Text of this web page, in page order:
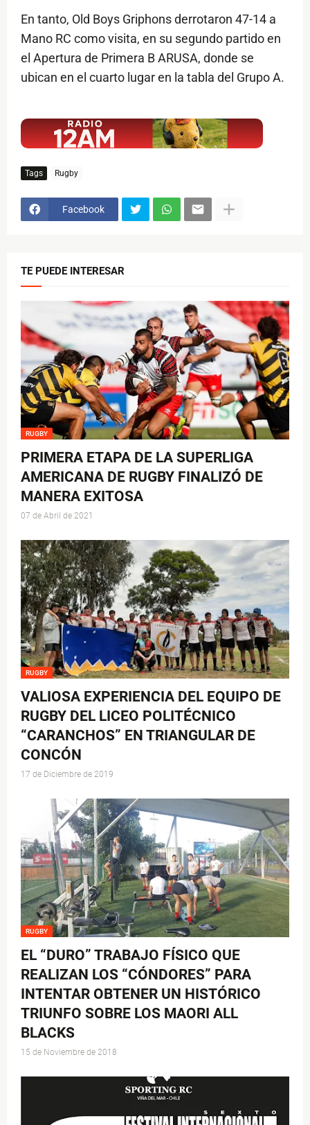
En tanto, Old Boys Griphons derrotaron 47-14 a
Mano RC como visita, en su segundo partido en
el Apertura de Primera B ARUSA, donde se
ubican en el cuarto lugar en la tabla del Grupo A.
Tags Rugby
Facebook
TE PUEDE INTERESAR
RUGBY
PRIMERA ETAPA DE LA SUPERLIGA
AMERICANA DE RUGBY FINALIZÓ DE
MANERA EXITOSA
07 de Abril de 2021
RUGBY
VALIOSA EXPERIENCIA DEL EQUIPO DE
RUGBY DEL LICEO POLITÉCNICO
“CARANCHOS” EN TRIANGULAR DE
CONCÓN
17 de Diciembre de 2019
RUGBY
EL “DURO” TRABAJO FÍSICO QUE
REALIZAN LOS “CÓNDORES” PARA
INTENTAR OBTENER UN HISTÓRICO
TRIUNFO SOBRE LOS MAORI ALL
BLACKS
15 de Noviembre de 2018